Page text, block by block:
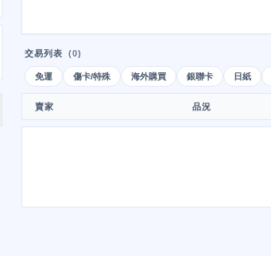
交易列表 (0)
免運 傷卡/特殊 海外購買 銀聯卡 日紙
賣家 品況